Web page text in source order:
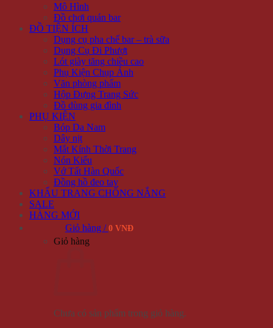
Mô Hình
Đồ chơi quán bar
ĐỒ TIỆN ÍCH
Dụng cụ pha chế bar – trà sữa
Dụng Cụ Đi Phượt
Lót giày tăng chiều cao
Phụ Kiện Chụp Ảnh
Văn phòng phẩm
Hộp Đựng Trang Sức
Đồ dùng gia đình
PHỤ KIỆN
Bóp Da Nam
Dây nịt
Mắt Kính Thời Trang
Nón Kiểu
Vớ Tất Hàn Quốc
Đồng hồ đeo tay
KHẨU TRANG CHỐNG NẮNG
SALE
HÀNG MỚI
Giỏ hàng / 0 VNĐ
Giỏ hàng
Chưa có sản phẩm trong giỏ hàng.